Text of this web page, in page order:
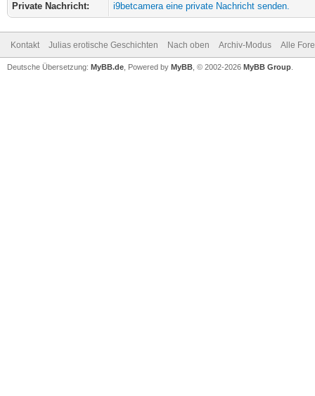
Private Nachricht:
i9betcamera eine private Nachricht senden.
Kontakt Julias erotische Geschichten Nach oben Archiv-Modus Alle
Deutsche Übersetzung: MyBB.de , Powered by MyBB , © 2002-2026 MyBB Group